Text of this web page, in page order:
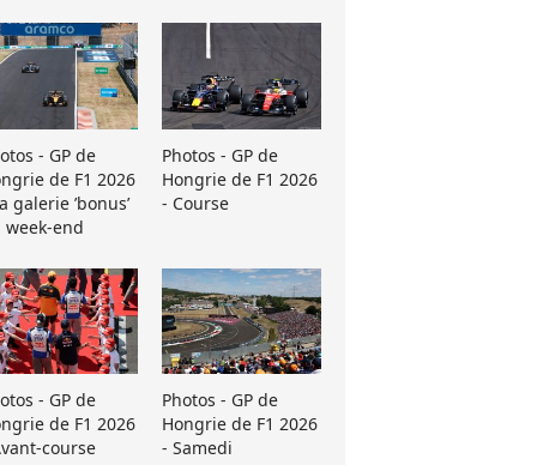
- GP de
de F1 2026
galerie ’bonus’
week-end
Photos - GP de
Hongrie de F1 2026
- Course
- GP de
de F1 2026
course
Photos - GP de
Hongrie de F1 2026
- Samedi